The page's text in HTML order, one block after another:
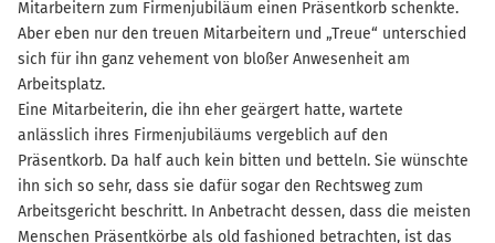
Mitarbeitern zum Firmenjubiläum einen Präsentkorb schenkte.
Aber eben nur den treuen Mitarbeitern und „Treue“ unterschied
sich für ihn ganz vehement von bloßer Anwesenheit am
Arbeitsplatz.
Eine Mitarbeiterin, die ihn eher geärgert hatte, wartete
anlässlich ihres Firmenjubiläums vergeblich auf den
Präsentkorb. Da half auch kein bitten und betteln. Sie wünschte
ihn sich so sehr, dass sie dafür sogar den Rechtsweg zum
Arbeitsgericht beschritt. In Anbetracht dessen, dass die meisten
Menschen Präsentkörbe als old fashioned betrachten, ist das